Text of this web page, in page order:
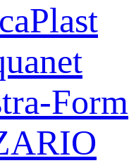
Form